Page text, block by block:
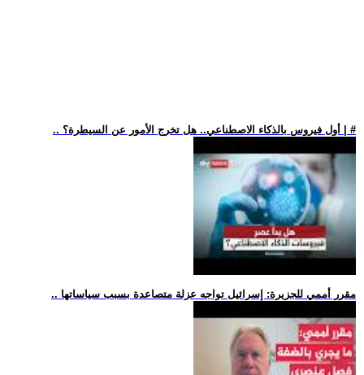
.. أول فيروس بالذكاء الاصطناعي.. هل تخرج الأمور عن السيطرة؟ | #
.. مقرر أممي للجزيرة: إسرائيل تواجه عزلة متصاعدة بسبب سياساتها